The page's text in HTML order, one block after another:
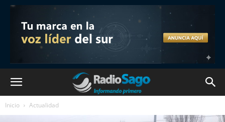
Inicio Actualidad